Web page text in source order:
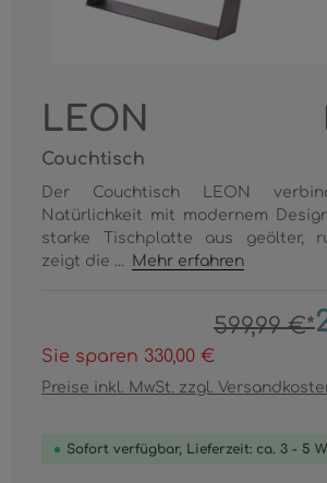
LEON
Couchtisch
Der Couchtisch LEON
Natürlichkeit mit modernem
starke Tischplatte aus geölter,
zeigt die ...
Mehr erfahren
599,99 €*
Sie sparen 330,00 €
Preise inkl. MwSt. zzgl.
Sofort verfügbar, Lieferzeit: ca. 3 - 5